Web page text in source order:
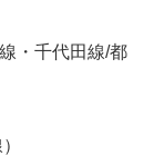
・千代田線/都